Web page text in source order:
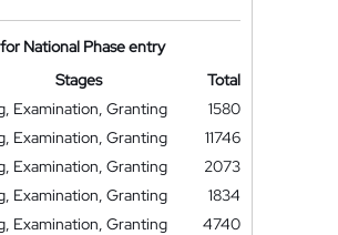
National Phase entry
Stages
Total
Examination, Granting
1580
Examination, Granting
11746
Examination, Granting
2073
Examination, Granting
1834
Examination, Granting
4740